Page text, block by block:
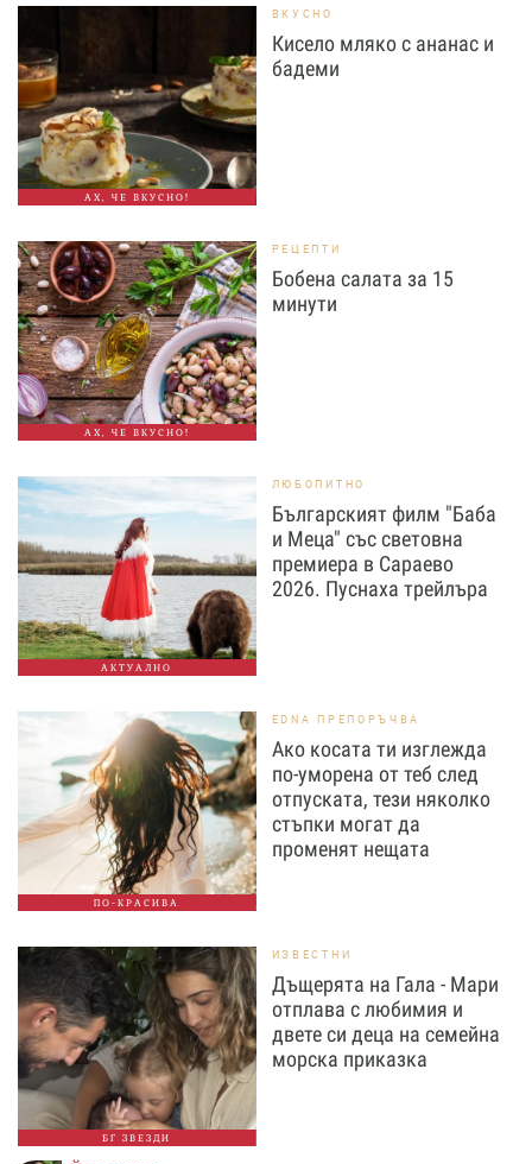
АХ, ЧЕ ВКУСНО!
ВКУСНО
Кисело мляко с ананас и
бадеми
АХ, ЧЕ ВКУСНО!
РЕЦЕПТИ
Бобена салата за 15
минути
АКТУАЛНО
ЛЮБОПИТНО
Българският филм "Баба
и Меца" със световна
премиера в Сараево
2026. Пуснаха трейлъра
ПО-КРАСИВА
EDNA ПРЕПОРЪЧВА
Ако косата ти изглежда
по-уморена от теб след
отпуската, тези няколко
стъпки могат да
променят нещата
БГ ЗВЕЗДИ
ИЗВЕСТНИ
Дъщерята на Гала - Мари
отплава с любимия и
двете си деца на семейна
морска приказка